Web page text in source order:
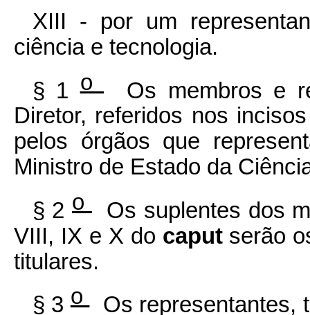
XIII - por um
ciência e tecnologia.
§ 1o Os membros e
Diretor, referidos nos
pelos órgãos que
Ministro de Estado da
§ 2o Os suplentes dos
VIII, IX e X do caput serão
titulares.
§ 3o Os representantes,